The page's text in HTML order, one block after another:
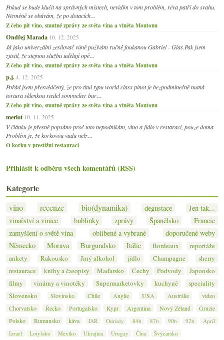
Pokud se bude klučit na správných místech, nevidím v tom problém, réva patří do svahu.
Nicméně se obávám, že po dotacích…
Z čeho pít víno, smutné zprávy ze světa vína a viněta Moutonu
Ondřej Marada 10. 12. 2025
Já jako univerzální zesilovač vůně pužívám ručně foukanou Gabriel - Glas.Pak jsem
zjistil, že stejnou službu udělají opě…
Z čeho pít víno, smutné zprávy ze světa vína a viněta Moutonu
p.j. 4. 12. 2025
Pořád jsem přesvědčený, že pro titul typu world class pinot je bezpodmínečně nutná
tortura sklenkou riedel sommelier bur…
Z čeho pít víno, smutné zprávy ze světa vína a viněta Moutonu
merlot 10. 11. 2025
V článku je přesně popsáno proč toto nepodnikám, víno a jídlo v restaraci, pouze doma.
Problém je, že korkovou vadu nelz…
O korku v prestižní restauraci
Přihlásit k odběru všech komentářů (RSS)
Kategorie
víno recenze bio(dynamika) degustace
Jen tak...
vinařství a vinice
bublinky zprávy Španělsko
Francie
zamyšlení o světě vína
oblíbené a vybrané
doporučené weby
Německo
Morava Burgundsko Itálie Bordeaux
reportáže
ankety
Rakousko Jiný alkohol jídlo Champagne
sherry
restaurace
knihy a časopisy Maďarsko Čechy Podvody
Japonsko
filmy
vinárny a vinotéky Supermarketovky kuchyně
speciality
Slovensko
Slovinsko Chile Anglie USA Austrálie
video
Chorvatsko
Řecko Portugalsko Kypr Argentina Nový Zéland
Gruzie
Polsko
Rumunsko káva JAR Odrůdy 84b 87b 90b 92b
Apríl
Izrael
Lotyšsko Mexiko Ukrajina Urugay Čína Švýcarsko